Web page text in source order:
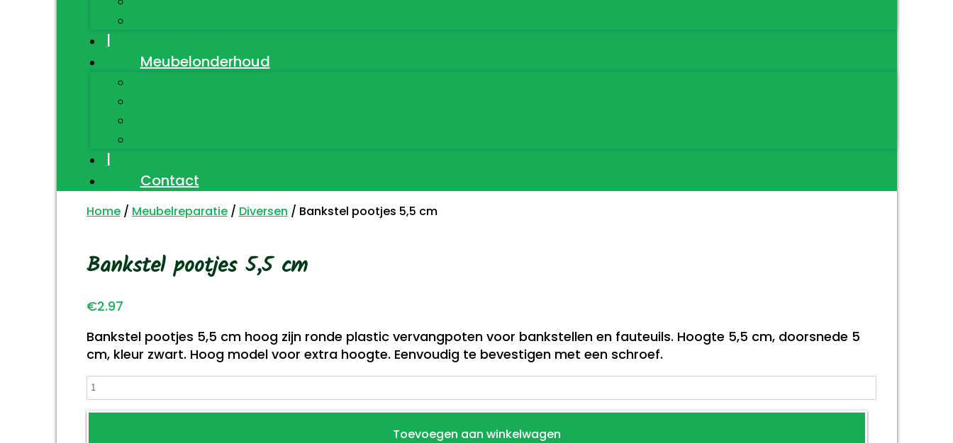
|
Meubelonderhoud
|
Contact
Home/ Meubelreparatie/ Diversen / Bankstel pootjes 5,5 cm
Bankstel pootjes 5,5 cm
€2.97
Bankstel pootjes 5,5 cm hoog zijn ronde plastic vervangpoten voor bankstellen en fauteuils. Hoogte 5,5 cm, doorsnede 5
cm, kleur zwart. Hoog model voor extra hoogte. Eenvoudig te bevestigen met een schroef.
Bankstel
pootjes
Toevoegen aan winkelwagen